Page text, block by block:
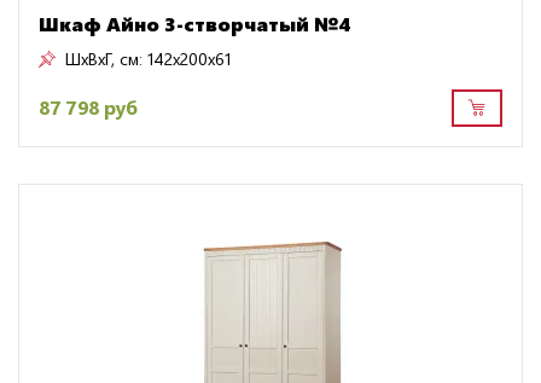
Шкаф Айно 3-створчатый №4
ШxВxГ, см: 142x200x61
87 798 руб